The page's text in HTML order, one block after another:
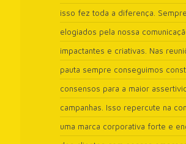
isso fez toda a diferença.
elogiados pela nossa
impactantes e criativas. Nas
pauta sempre conseguimos
consensos para a maior
campanhas. Isso repercute na
uma marca corporativa forte e